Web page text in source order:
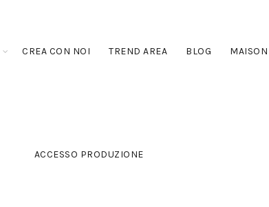
CREA CON NOI TREND AREA BLOG MAISON
ACCESSO PRODUZIONE